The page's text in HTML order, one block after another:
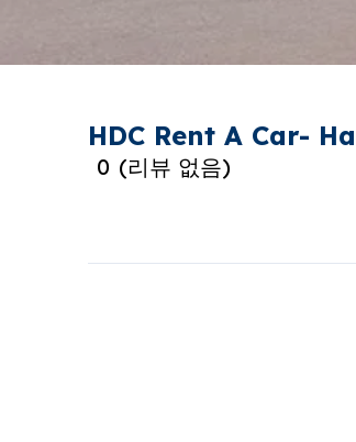
HDC Rent A Car-
0 (리뷰 없음)